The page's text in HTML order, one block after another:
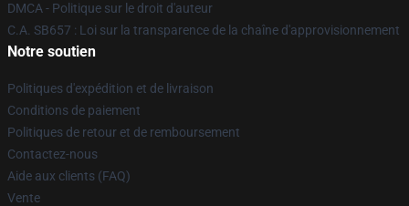
DMCA - Politique sur le droit d'auteur
C.A. SB657 : Loi sur la transparence de la chaîne d'approvisionnement
Notre soutien
Politiques d'expédition et de livraison
Conditions de paiement
Politiques de retour et de remboursement
Contactez-nous
Aide aux clients (FAQ)
Vente